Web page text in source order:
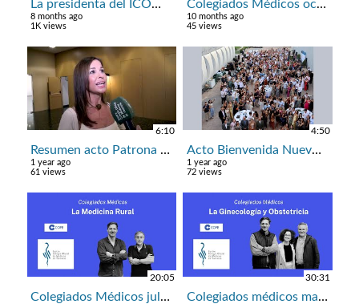
La presidenta del ICOMV desea Feliz Navidad y próspero 2026
8 months ago
1K views
Colegiados Médicos octubre: la Medicina Intensiva
10 months ago
45 views
6:10
Resumen acto Patrona y Bodas de Oro y Plata 2025 ICOMV
1 year ago
61 views
4:50
Acto Bienvenida Nuevos Colegiados 2025
1 year ago
72 views
20:05
Colegiados Médicos julio: Medicina Rural
30:31
Colegiados médicos mayo: Ginecología y Obstetricia